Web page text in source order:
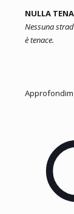
NULLA
Nessuna
è tenace.